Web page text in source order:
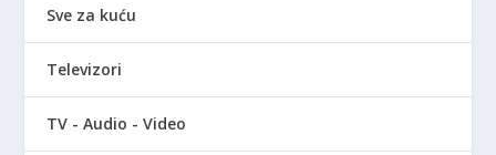
Sve za kuću
Televizori
TV - Audio - Video